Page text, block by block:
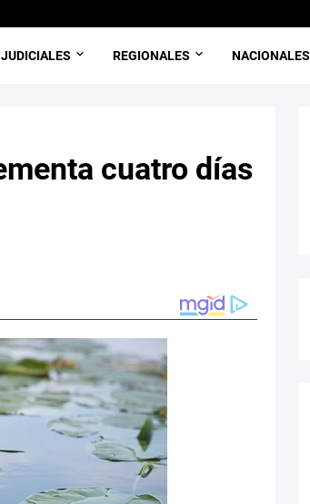
JUDICIALES REGIONALES NACIONALES
cuatro días